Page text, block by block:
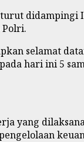
didampingi
selamat
hari ini 5
yang